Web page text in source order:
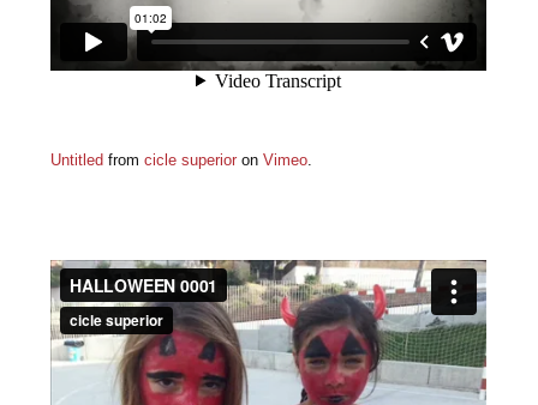
Untitled fromcicle superior onVimeo